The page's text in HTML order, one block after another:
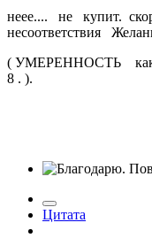
неее.... не купит.
несоответствия
( УМЕРЕННОСТЬ как
8 . ).
Цитата